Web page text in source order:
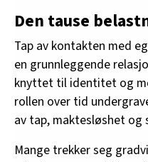
Den tause
Tap av kontakten med
en grunnleggende
knyttet til identitet og
rollen over tid
av tap, maktesløshet og
Mange trekker seg